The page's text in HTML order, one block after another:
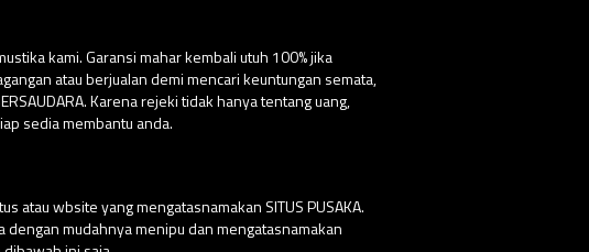
kami. Garansi mahar kembali utuh 100% jika
atau berjualan demi mencari keuntungan semata,
Karena rejeki tidak hanya tentang uang,
sedia membantu anda.
atau wbsite yang mengatasnamakan SITUS PUSAKA.
mudahnya menipu dan mengatasnamakan